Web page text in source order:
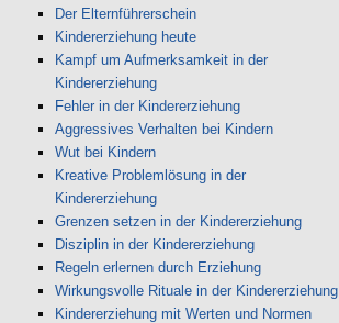
Der Elternführerschein
Kindererziehung heute
Kampf um Aufmerksamkeit in der
Kindererziehung
Fehler in der Kindererziehung
Aggressives Verhalten bei Kindern
Wut bei Kindern
Kreative Problemlösung in der
Kindererziehung
Grenzen setzen in der Kindererziehung
Disziplin in der Kindererziehung
Regeln erlernen durch Erziehung
Wirkungsvolle Rituale in der Kindererziehung
Kindererziehung mit Werten und Normen